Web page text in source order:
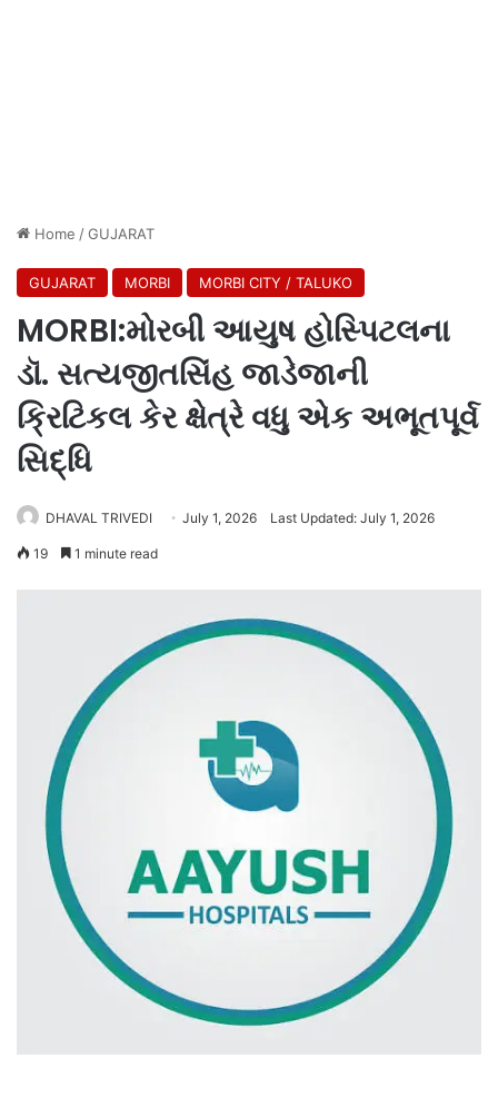
Home /GUJARAT
GUJARAT MORBI MORBI CITY / TALUKO
MORBI:મોરબી આયુષ હોસ્પિટલના
ડૉ. સત્યજીતસિંહ જાડેજાની
ક્રિટિકલ કેર ક્ષેત્રે વધુ એક અભૂતપૂર્વ
સિદ્ધિ
DHAVAL TRIVEDI July 1, 2026 Last Updated: July 1, 2026
19 1 minute read